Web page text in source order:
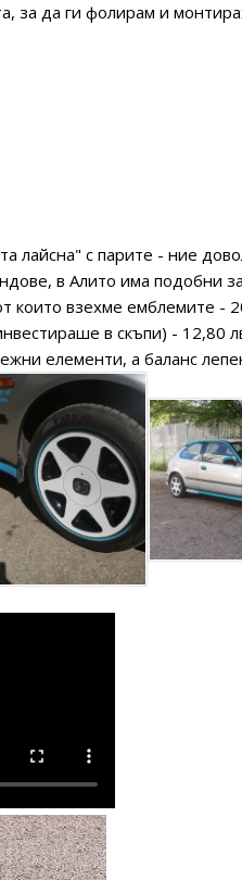
за да ги фолирам и
лайсна" с парите - ние
в Алито има подобни
които взехме емблемите -
в скъпи) - 12,80
елементи, а баланс